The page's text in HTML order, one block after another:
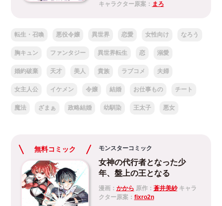
キャラクター原案： まろ
転生・召喚 悪役令嬢 異世界 恋愛 女性向け なろう
胸キュン ファンタジー 異世界転生 恋 溺愛
婚約破棄 天才 美人 貴族 ラブコメ 夫婦
女主人公 イケメン 令嬢 結婚 お仕事もの チート
魔法 ざまぁ 政略結婚 幼馴染 王太子 悪女
無料コミック モンスターコミック
女神の代行者となった少
年、盤上の王となる
漫画： かから 原作： 蒼井美紗キャラ
クター原案： fixro2n